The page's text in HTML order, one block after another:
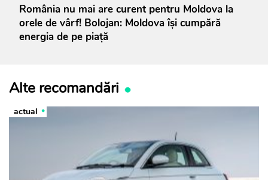
România nu mai are curent pentru Moldova la
orele de vârf! Bolojan: Moldova își cumpără
energia de pe piață
Alte recomandări
actual